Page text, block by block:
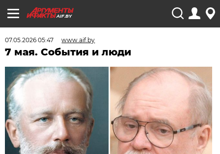
AIF.BY
07.05.2026 05:47 www.aif.by
7 мая. События и люди